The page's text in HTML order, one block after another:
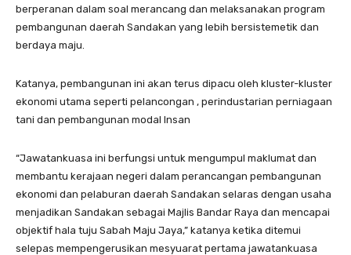
berperanan dalam soal merancang dan melaksanakan program
pembangunan daerah Sandakan yang lebih bersistemetik dan
berdaya maju.
Katanya, pembangunan ini akan terus dipacu oleh kluster-kluster
ekonomi utama seperti pelancongan , perindustarian perniagaan
tani dan pembangunan modal Insan
“Jawatankuasa ini berfungsi untuk mengumpul maklumat dan
membantu kerajaan negeri dalam perancangan pembangunan
ekonomi dan pelaburan daerah Sandakan selaras dengan usaha
menjadikan Sandakan sebagai Majlis Bandar Raya dan mencapai
objektif hala tuju Sabah Maju Jaya,” katanya ketika ditemui
selepas mempengerusikan mesyuarat pertama jawatankuasa